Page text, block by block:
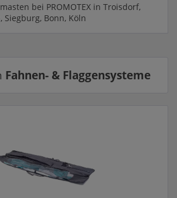
bei PROMOTEX in Troisdorf,
Siegburg, Bonn, Köln
Fahnen- & Flaggensysteme